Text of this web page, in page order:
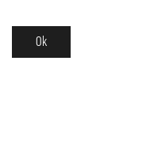
Ok